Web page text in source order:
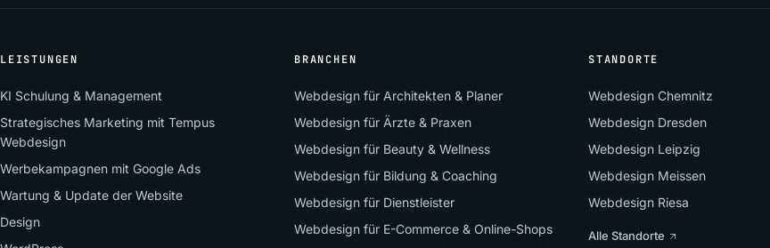
LEISTUNGEN
KI Schulung & Management
Strategisches Marketing mit Tempus
Webdesign
Werbekampagnen mit Google Ads
Wartung & Update der Website
Design
BRANCHEN
Webdesign für Architekten & Planer
Webdesign für Ärzte & Praxen
Webdesign für Beauty & Wellness
Webdesign für Bildung & Coaching
Webdesign für Dienstleister
Webdesign für E-Commerce & Online-Shops
STANDORTE
Webdesign Chemnitz
Webdesign Dresden
Webdesign Leipzig
Webdesign Meissen
Webdesign Riesa
Alle Standorte